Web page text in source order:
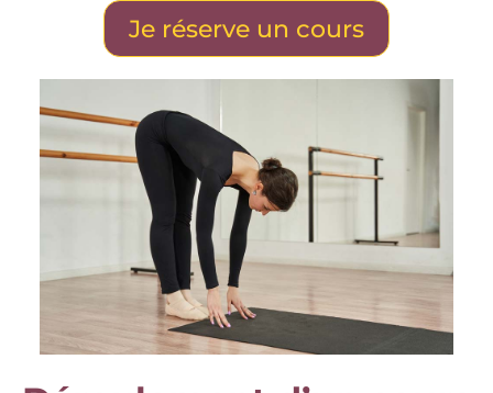
Je réserve un cours